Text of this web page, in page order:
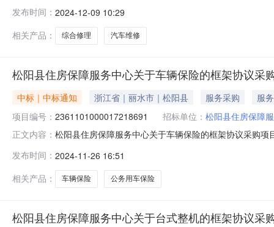
信息：序号采购计划文号信息采购计划金额1[2024]2353
发布时间： 2024-12-09 10:29
相关产品：
综合修理 汽车维修
松阳县住房保障服务中心关于车辆保险的框架协议采
中标｜中标通知 浙江省｜丽水市｜松阳县 服务采购
服务
项目编号： 2361101000017218691 招标单位： 松阳县住房保障
正文内容： 松阳县住房保障服务中心关于车辆保险的框架协议采购
1[2024]2181号2434.22项目所在行政区划编码:331124
发布时间： 2024-11-26 16:51
相关产品：
车辆保险 公务用车保险
松阳县住房保障服务中心关于台式整机的框架协议采